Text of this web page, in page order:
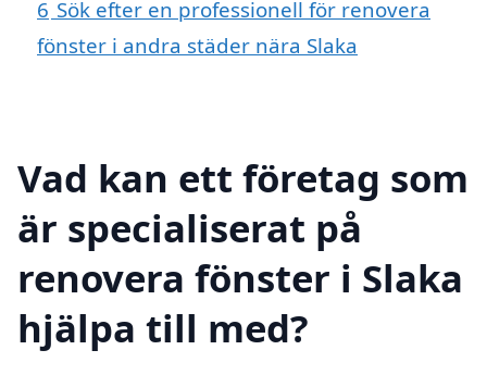
6 Sök efter en professionell för renovera
fönster i andra städer nära Slaka
Vad kan ett företag som
är specialiserat på
renovera fönster i Slaka
hjälpa till med?